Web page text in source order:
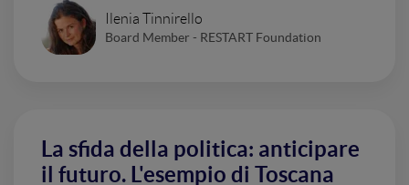
Ilenia Tinnirello
Board Member - RESTART Foundation
La sfida della politica: anticipare
il futuro. L'esempio di Toscana